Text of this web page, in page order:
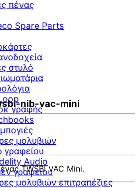
πένας
Spare Parts
στυλό
γραφής
μολυβιών
γραφείου
Audio
γραφείου
μολυβιών επιτραπέζιες
nib-vac-mini
TWSBI VAC Mini.